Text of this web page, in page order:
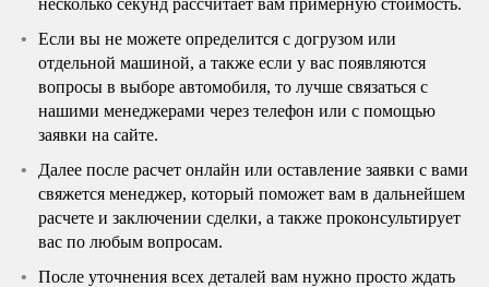
несколько секунд рассчитает вам примерную стоимость.
Если вы не можете определится с догрузом или
отдельной машиной, а также если у вас появляются
вопросы в выборе автомобиля, то лучше связаться с
нашими менеджерами через телефон или с помощью
заявки на сайте.
Далее после расчет онлайн или оставление заявки с вами
свяжется менеджер, который поможет вам в дальнейшем
расчете и заключении сделки, а также проконсультирует
вас по любым вопросам.
После уточнения всех деталей вам нужно просто ждать